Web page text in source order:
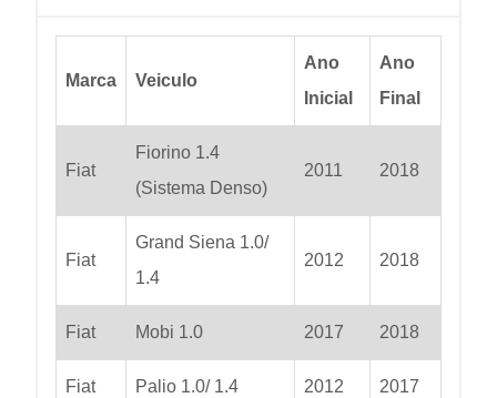
Marca Veiculo
Ano
Inicial
Ano
Final
Fiat
Fiorino 1.4
(Sistema Denso)
2011 2018
Fiat
Grand Siena 1.0/
1.4
2012 2018
Fiat Mobi 1.0 2017 2018
Fiat Palio 1.0/ 1.4 2012 2017